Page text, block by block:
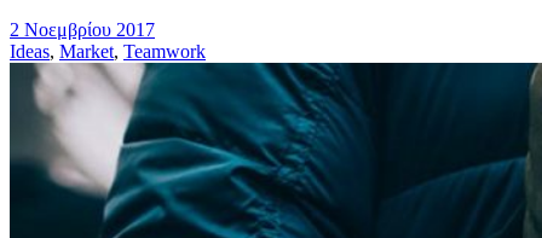
2 Νοεμβρίου 2017
Ideas, Market, Teamwork